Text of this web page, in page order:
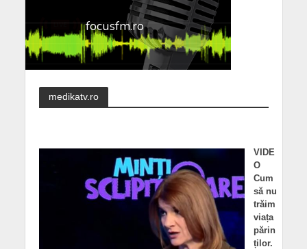
medikatv.ro
VIDE
O
Cum
să nu
trăim
viața
părin
ților.